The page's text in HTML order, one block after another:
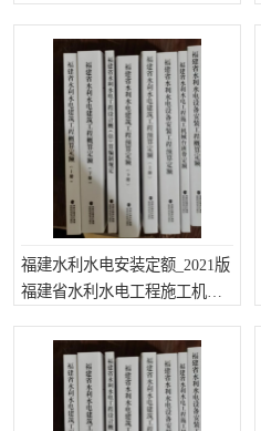
福建水利水电安装定额_2021版
福建省水利水电工程施工机械
新石油化工检修定额
石油建设安装工程预算定
山东省工程预算定额
电网技改,拆除,检修定额
信息通信建设工程预算定
额
湖北建设工程消耗量定额
煤炭建设工程预算定额
黄金矿山工程预算定额